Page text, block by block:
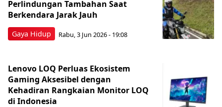
Gaya Hidup
Perlindungan Tambahan Saat
Berkendara Jarak Jauh
Rabu, 3 Jun 2026 - 19:08
Lenovo LOQ Perluas Ekosistem
Gaming Aksesibel dengan
Kehadiran Rangkaian Monitor LOQ
di Indonesia